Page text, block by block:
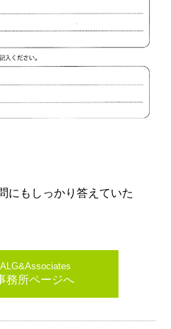
にもしっかり答えていた
務所ページへ